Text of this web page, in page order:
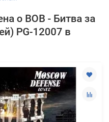
о ВОВ - Битва за
PG-12007 в